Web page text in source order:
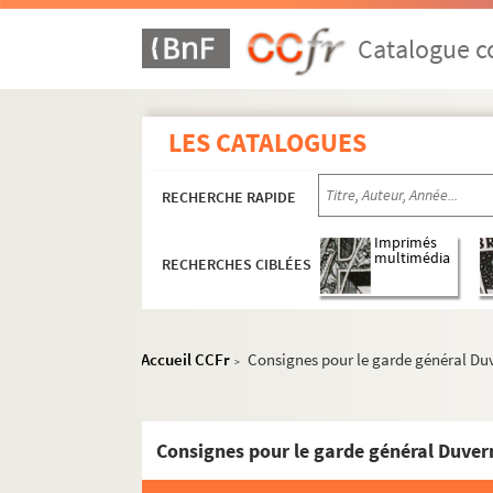
Catalogue
LES CATALOGUES
RECHERCHE RAPIDE
RECHERCHES CIBLÉES
Imprimés
multimédia
Accueil CCFr > Consignes pour le garde général
Consignes pour le garde général
Ms 5. Boîte 5 : Exercices de 1780 à 1783
Ms 6. Boîte 6 : Exercices de 1783 à 1786
Ms 7. Boîte 7 : Exercices de 1786 à 1792
Ms 9. Boîte 9 : Exercices de 1799 à 1801
Ms 10. Boîte 10 : Exercices de 1801 à 1804
Ms 11. Boîte 11 : Exercices de 1804 à 1808
Ms 12. Boîte 12 : Exercices de 1808 à 1810
Ms 13. Boîte 13 : Exercices de 1810 à 1813
Ms 14. Boîte 14 : Exercices de 1813 à 1815
Ms 18. Boîte 18 : Exercices de 1822 à 1823
Ms 19. Boîte 19 : Exercices de 1823 à 1827